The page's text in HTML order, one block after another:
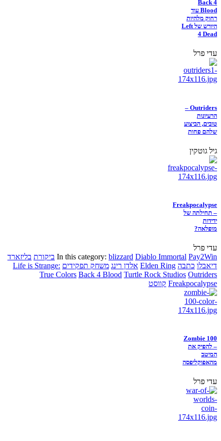
Back 4
Blood עוד
רחוק מלהיות
היורש של Left
4 Dead
עדי פרל
Outriders –
הרעיונות
טובים, הביצוע
שלהם פחות
גיל גוטקין
Freakpocalypse
– תחילתה של
ידידות
מופלאה?
עדי פרל
In this category: blizzard Diablo Immortal Pay2Win ביקורת בליזארד
דיאבלו כתבה Elden Ring אלדן רינג משחק תפקידים Life is Strange:
True Colors Back 4 Blood Turtle Rock Studios Outriders
Freakpocalypse קווסט
Zombie 100
– להפיק את
המיטב
מהאפוקליפסה
עדי פרל